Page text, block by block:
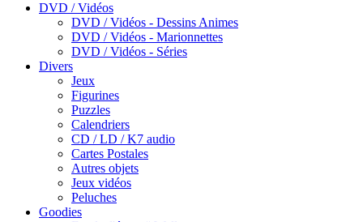
DVD / Vidéos
DVD / Vidéos - Dessins Animes
DVD / Vidéos - Marionnettes
DVD / Vidéos - Séries
Divers
Jeux
Figurines
Puzzles
Calendriers
CD / LD / K7 audio
Cartes Postales
Autres objets
Jeux vidéos
Peluches
Goodies